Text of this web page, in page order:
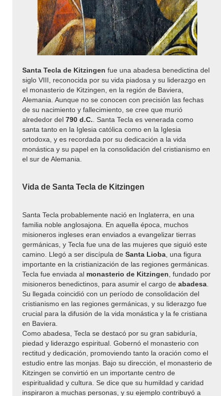
Santa Tecla de Kitzingen fue una abadesa benedictina del
siglo VIII, reconocida por su vida piadosa y su liderazgo en
el monasterio de Kitzingen, en la región de Baviera,
Alemania. Aunque no se conocen con precisión las fechas
de su nacimiento y fallecimiento, se cree que murió
alrededor del 790 d.C. . Santa Tecla es venerada como
santa tanto en la Iglesia católica como en la Iglesia
ortodoxa, y es recordada por su dedicación a la vida
monástica y su papel en la consolidación del cristianismo en
el sur de Alemania.
Vida de Santa Tecla de Kitzingen
Santa Tecla probablemente nació en Inglaterra, en una
familia noble anglosajona. En aquella época, muchos
misioneros ingleses eran enviados a evangelizar tierras
germánicas, y Tecla fue una de las mujeres que siguió este
camino. Llegó a ser discípula de Santa Lioba , una figura
importante en la cristianización de las regiones germánicas.
Tecla fue enviada al monasterio de Kitzingen , fundado por
misioneros benedictinos, para asumir el cargo de abadesa
Su llegada coincidió con un período de consolidación del
cristianismo en las regiones germánicas, y su liderazgo fue
crucial para la difusión de la vida monástica y la fe cristiana
en Baviera.
Como abadesa, Tecla se destacó por su gran sabiduría,
piedad y liderazgo espiritual. Gobernó el monasterio con
rectitud y dedicación, promoviendo tanto la oración como el
estudio entre las monjas. Bajo su dirección, el monasterio de
Kitzingen se convirtió en un importante centro de
espiritualidad y cultura. Se dice que su humildad y caridad
inspiraron a muchas personas, y su ejemplo contribuyó a